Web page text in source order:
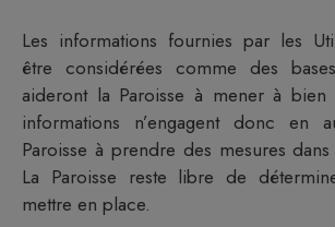
Les informations fournies par les
être considérées comme des
aideront la Paroisse à mener à bien
informations n’engagent donc en
Paroisse à prendre des mesures
La Paroisse reste libre de
mettre en place.